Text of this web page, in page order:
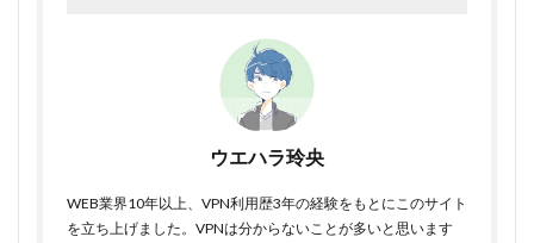
ウエハラ玲央
WEB業界10年以上、VPN利用歴3年の経験をもとにこのサイト
を立ち上げました。VPNは分からないことが多いと思います